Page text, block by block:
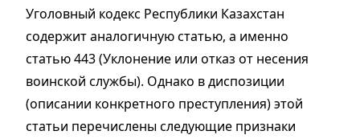
Уголовный кодекс Республики Казахстан
содержит аналогичную статью, а именно
статью 443 (Уклонение или отказ от несения
воинской службы). Однако в диспозиции
(описании конкретного преступления) этой
статьи перечислены следующие признаки